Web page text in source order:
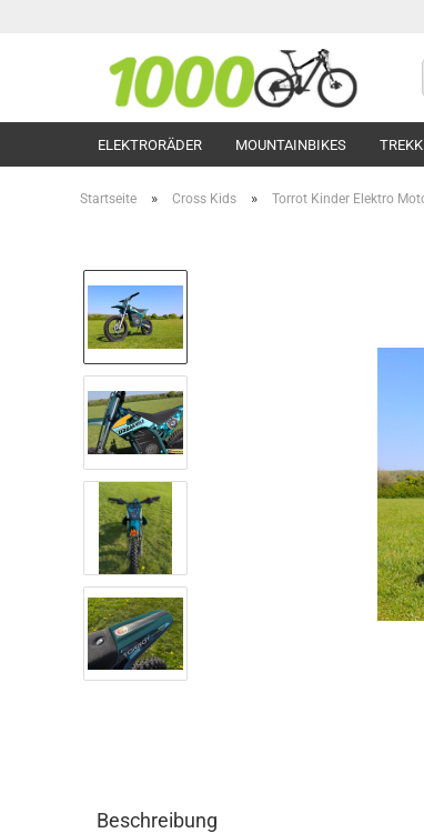
ELEKTRORÄDER MOUNTAINBIKES
Startseite » Cross Kids » Torrot Kinder Elektro
Beschreibung